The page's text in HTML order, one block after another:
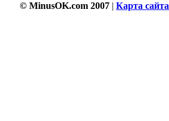
© MinusOK.com 2007 | Карта сайта